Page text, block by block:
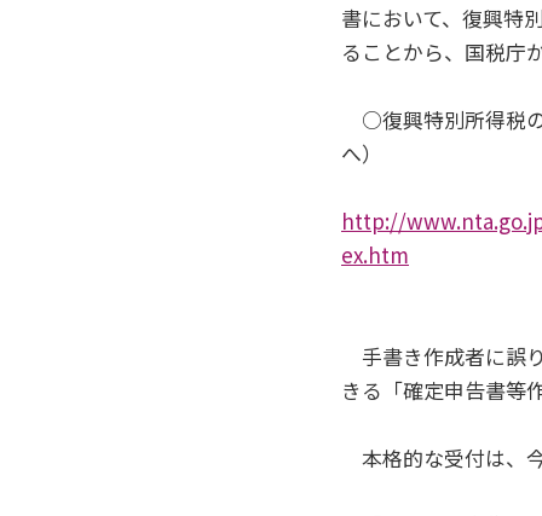
書において、復興特
ることから、国税庁
○復興特別所得税
へ）
http://
ex.htm
手書き作成者に誤
きる「確定申告書等
本格的な受付は、